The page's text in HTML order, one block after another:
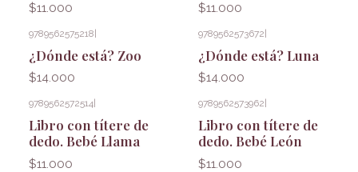
$11.000 $11.000
9789562575218|
¿Dónde está? Zoo
$14.000
9789562573672|
¿Dónde está? Luna
$14.000
9789562572514
Libro con títere de
dedo. Bebé Llama
$11.000
9789562573962
Libro con títere de
dedo. Bebé León
$11.000